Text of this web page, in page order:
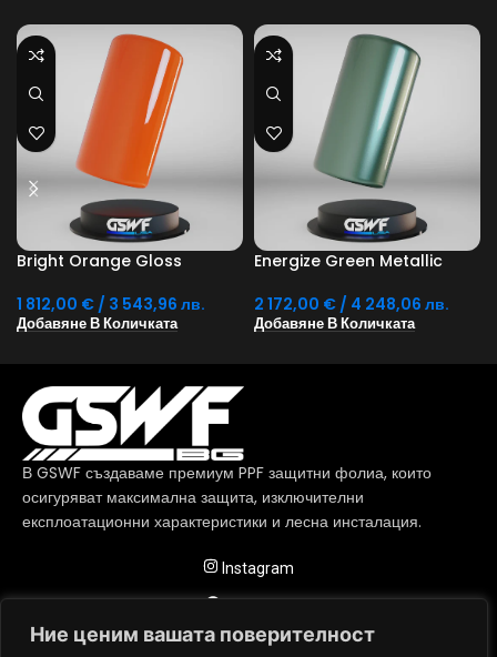
Ние ценим вашата поверителност
Bright Orange Gloss
1 812,00 € / 3 543,96 лв.
Добавяне В Количката
Energize Green Metallic
2 172,00 € / 4 248,06 лв.
Добавяне В Количката
В GSWF създаваме премиум PPF защитни фолиа, които
осигуряват максимална защита, изключителни
експлоатационни характеристики и лесна инсталация.
Instagram
София ул. Всеволод Гаршин 8